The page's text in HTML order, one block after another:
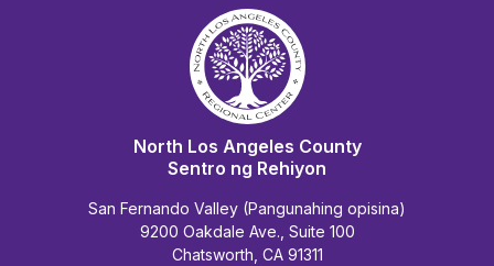
North Los Angeles County
Sentro ng Rehiyon
San Fernando Valley (Pangunahing opisina)
9200 Oakdale Ave., Suite 100
Chatsworth, CA 91311